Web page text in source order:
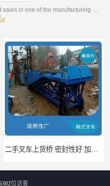
位访客